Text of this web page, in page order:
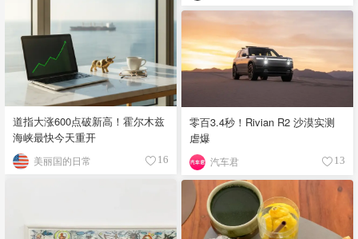
道指大涨600点破新高！霍尔木兹
海峡最快今天重开
美丽国的日常 16
零百3.4秒！Rivian R2 沙漠实测
虐爆
汽车君 13